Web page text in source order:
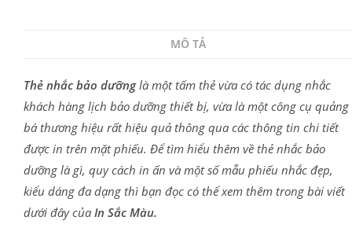
MÔ TẢ
Thẻ nhắc bảo dưỡnglà một tấm thẻ vừa có tác dụng nhắc
khách hàng lịch bảo dưỡng thiết bị, vừa là một công cụ quảng
bá thương hiệu rất hiệu quả thông qua các thông tin chi tiết
được in trên mặt phiếu. Để tìm hiểu thêm về thẻ nhắc bảo
dưỡng là gì, quy cách in ấn và một số mẫu phiếu nhắc đẹp,
kiểu dáng đa dạng thì bạn đọc có thể xem thêm trong bài viết
dưới đây của In Sắc Màu.